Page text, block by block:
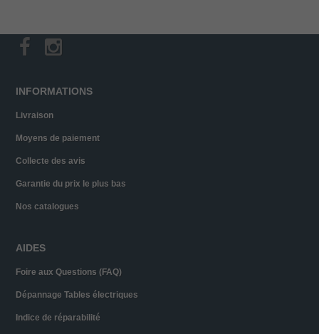
INFORMATIONS
Livraison
Moyens de paiement
Collecte des avis
Garantie du prix le plus bas
Nos catalogues
AIDES
Foire aux Questions (FAQ)
Dépannage Tables électriques
Indice de réparabilité